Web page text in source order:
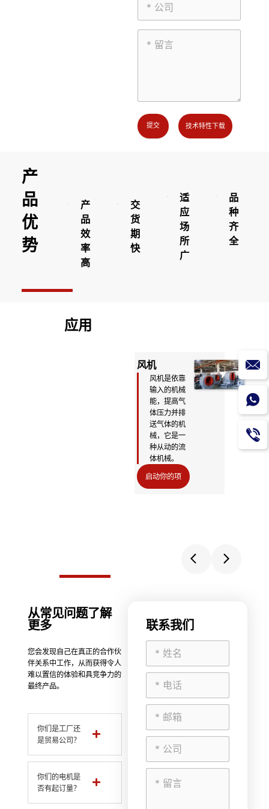
提交 技术特性下载
产
品
优
势
产
品
效
率
高
交
货
期
快
适
应
场
所
广
品
种
齐
全
应用
风机
风机是依靠
输入的机械
能，提高气
体压力并排
送气体的机
械，它是一
种从动的流
体机械。
启动你的项
水泵
从常见问题了解
更多
您会发现自己在真正的合作伙
伴关系中工作，从而获得令人
难以置信的体验和具竞争力的
最终产品。
你们是工厂还
是贸易公司？
你们的电机是
否有起订量？
联系我们